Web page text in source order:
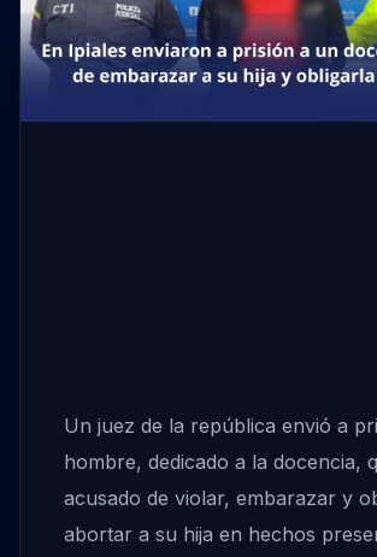
Un juez de la república envió a
hombre, dedicado a la docencia,
acusado de violar, embarazar y
abortar a su hija en hechos